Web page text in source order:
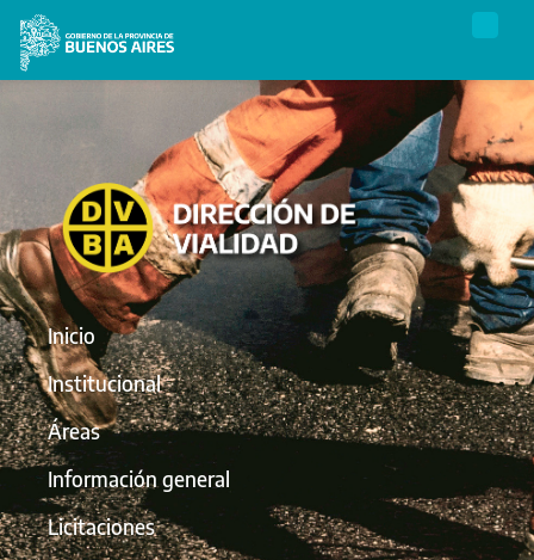
Inicio
Institucional
Áreas
Información general
Licitaciones